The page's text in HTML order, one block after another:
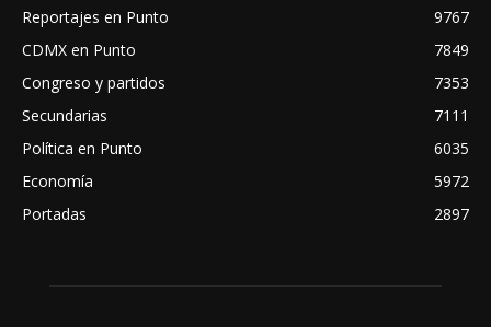
Reportajes en Punto
9767
CDMX en Punto
7849
Congreso y partidos
7353
Secundarias
7111
Política en Punto
6035
Economía
5972
Portadas
2897